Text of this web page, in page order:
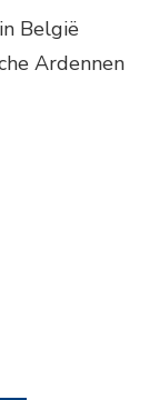
België
Ardennen